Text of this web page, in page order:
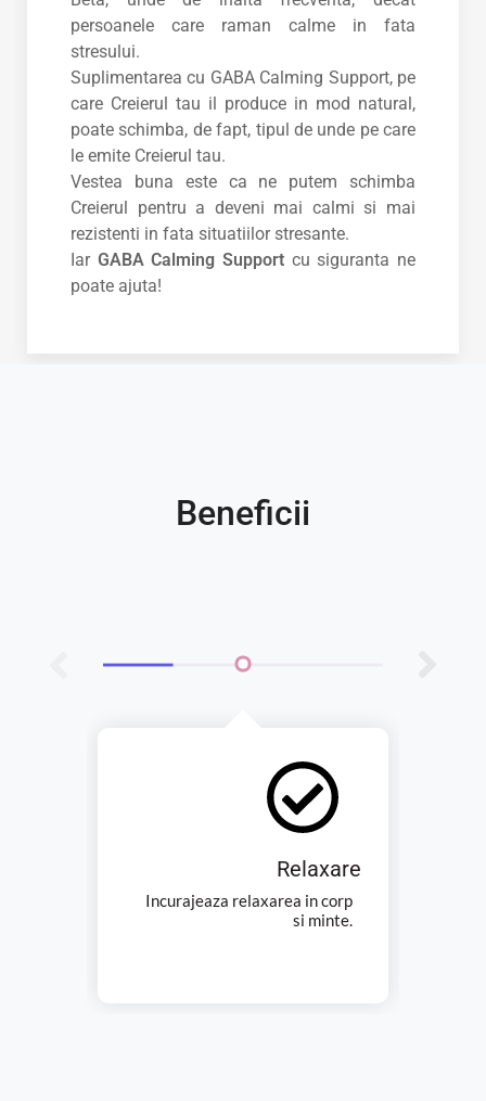
persoanele care raman calme in fata
stresului.
Suplimentarea cu GABA Calming Support, pe
care Creierul tau il produce in mod natural,
poate schimba, de fapt, tipul de unde pe care
le emite Creierul tau.
Vestea buna este ca ne putem schimba
Creierul pentru a deveni mai calmi si mai
rezistenti in fata situatiilor stresante.
Iar GABA Calming Support cu siguranta ne
poate ajuta!
Beneficii
Relaxare
Incurajeaza relaxarea in corp
si minte.